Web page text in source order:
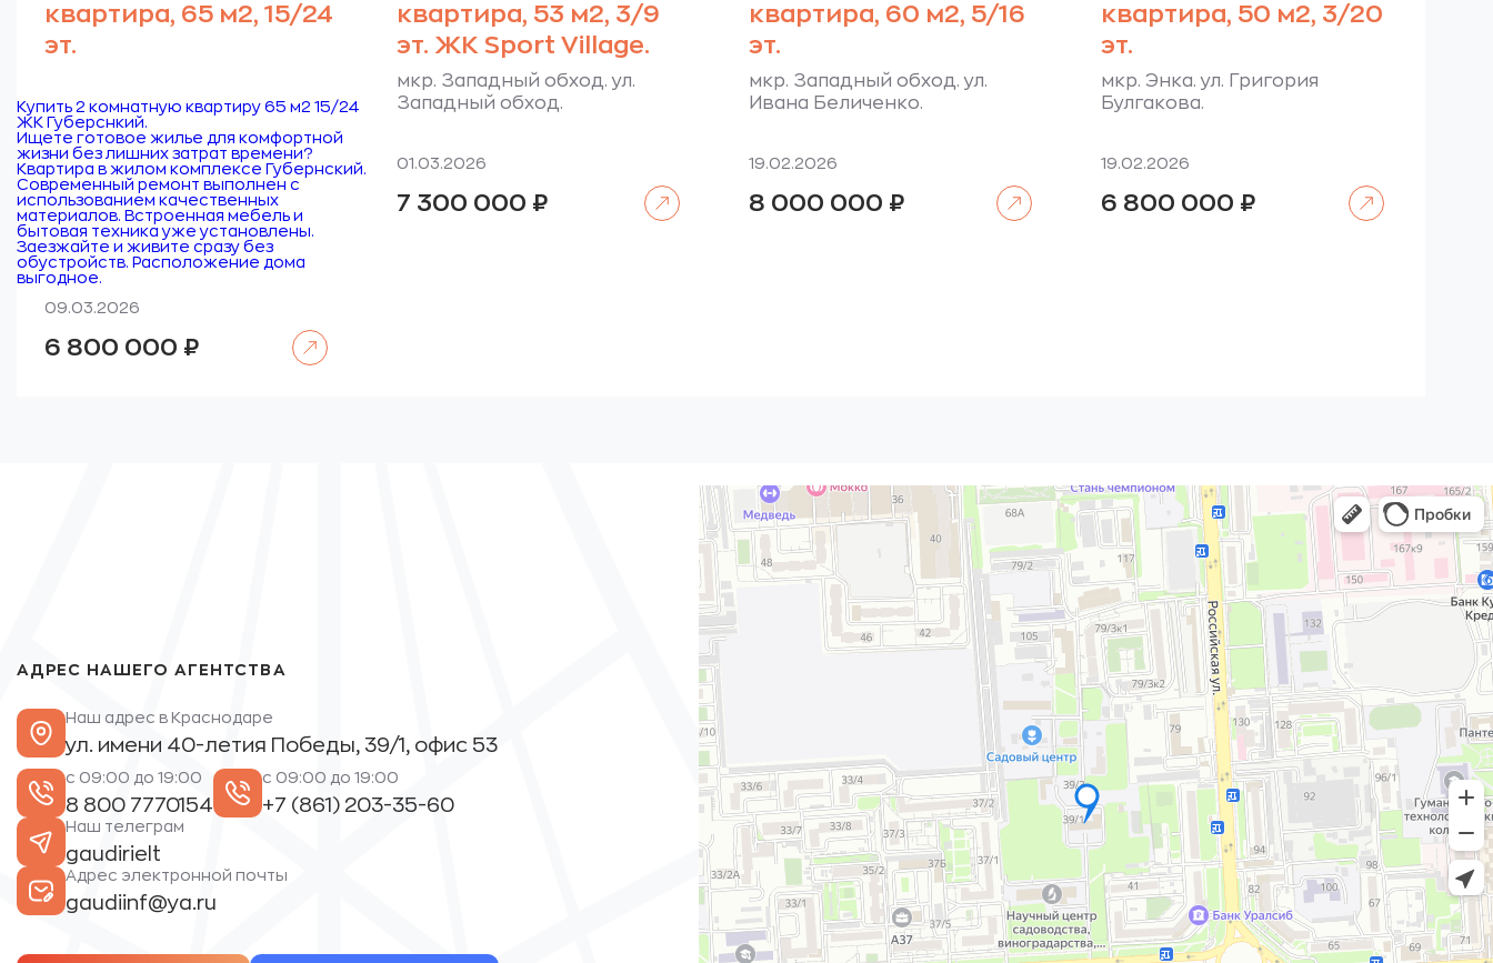
квартира, 65 м2, 15/24
эт.
Купить 2 комнатную квартиру 65 м2 15/24
ЖК Губерснкий.
Ищете готовое жилье для комфортной
жизни без лишних затрат времени?
Квартира в жилом комплексе Губернский.
Современный ремонт выполнен с
использованием качественных
материалов. Встроенная мебель и
бытовая техника уже установлены.
Заезжайте и живите сразу без
обустройств. Расположение дома
выгодное.
09.03.2026
6 800 000 ₽
квартира, 53 м2, 3/9
эт. ЖК Sport Village.
мкр. Западный обход. ул.
Западный обход.
01.03.2026
7 300 000 ₽
квартира, 60 м2, 5/16
эт.
мкр. Западный обход. ул.
Ивана Беличенко.
19.02.2026
8 000 000 ₽
квартира, 50 м2, 3/20
эт.
мкр. Энка. ул. Григория
Булгакова.
19.02.2026
6 800 000 ₽
АДРЕС НАШЕГО АГЕНТСТВА
Наш адрес в Краснодаре
ул. имени 40-летия Победы, 39/1, офис 53
с 09:00 до 19:00
8 800 7770154
с 09:00 до 19:00
+7 (861) 203-35-60
Наш телеграм
gaudirielt
Адрес электронной почты
gaudiinf@ya.ru